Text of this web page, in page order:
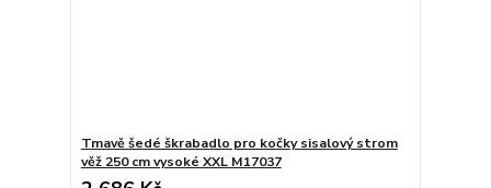
Tmavě šedé škrabadlo pro kočky sisalový strom
věž 250 cm vysoké XXL M17037